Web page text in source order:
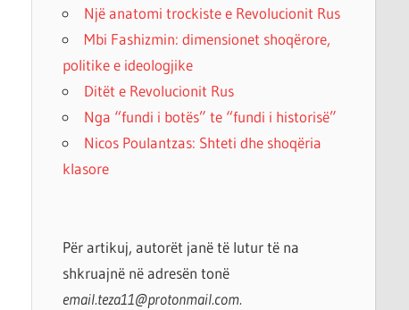
Një anatomi trockiste e Revolucionit Rus
Mbi Fashizmin: dimensionet shoqërore,
politike e ideologjike
Ditët e Revolucionit Rus
Nga “fundi i botës” te “fundi i historisë”
Nicos Poulantzas: Shteti dhe shoqëria
klasore
Për artikuj, autorët janë të lutur të na
shkruajnë në adresën tonë
email.teza11@protonmail.com.